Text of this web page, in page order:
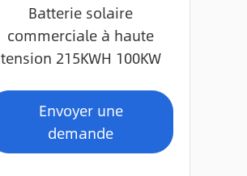
Batterie solaire
commerciale à haute
tension 215KWH 100KW
Envoyer une
demande